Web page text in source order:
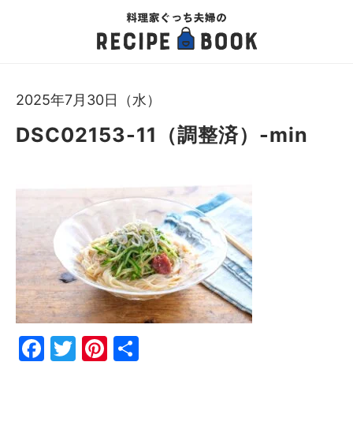
2025年7月30日（水）
DSC02153-11（調整済）-min
Fac
Twi
Pin